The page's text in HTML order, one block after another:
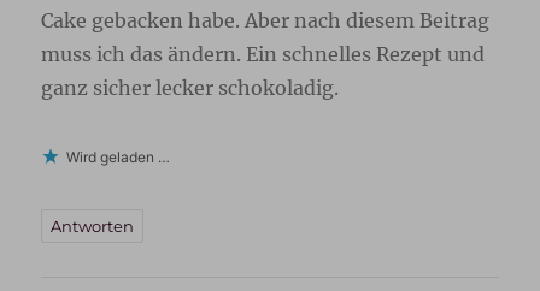
Cake gebacken habe. Aber nach diesem Beitrag
muss ich das ändern. Ein schnelles Rezept und
ganz sicher lecker schokoladig.
Wird geladen …
Antworten